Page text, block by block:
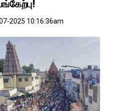
2025 10:16:36am